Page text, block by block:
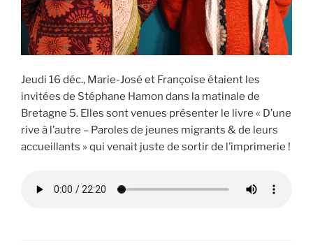
Jeudi 16 déc., Marie-José et Françoise étaient les
invitées de Stéphane Hamon dans la matinale de
Bretagne 5. Elles sont venues présenter le livre « D’une
rive à l’autre – Paroles de jeunes migrants & de leurs
accueillants » qui venait juste de sortir de l’imprimerie !